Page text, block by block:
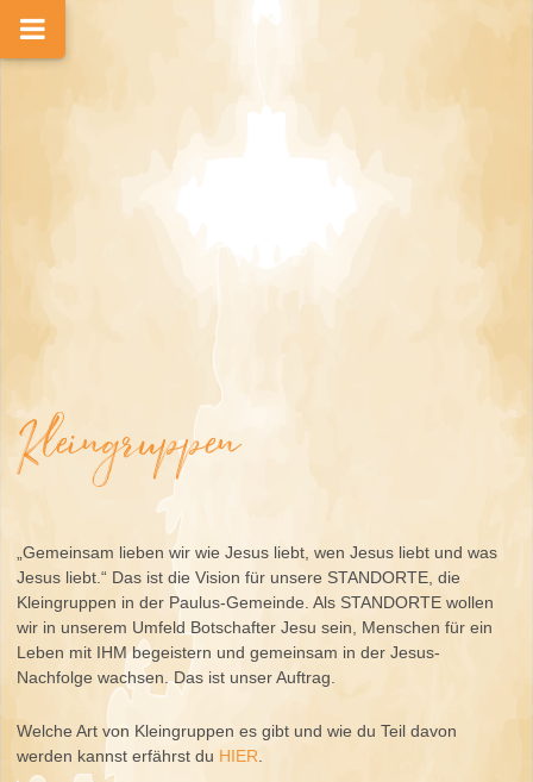
Kleingruppen
„Gemeinsam lieben wir wie Jesus liebt, wen Jesus liebt und was
Jesus liebt.“ Das ist die Vision für unsere STANDORTE, die
Kleingruppen in der Paulus-Gemeinde. Als STANDORTE wollen
wir in unserem Umfeld Botschafter Jesu sein, Menschen für ein
Leben mit IHM begeistern und gemeinsam in der Jesus-
Nachfolge wachsen. Das ist unser Auftrag.
Welche Art von Kleingruppen es gibt und wie du Teil davon
werden kannst erfährst du HIER.